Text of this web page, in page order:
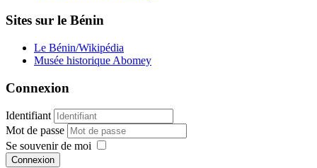
Sites sur le Bénin
Le Bénin/Wikipédia
Musée historique Abomey
Connexion
Identifiant
Mot de passe
Se souvenir de moi
Connexion